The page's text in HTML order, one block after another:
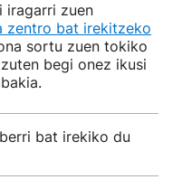
iragarri zuen
zentro bat irekitzeko
sortu zuen tokiko
begi onez ikusi
bat irekiko du